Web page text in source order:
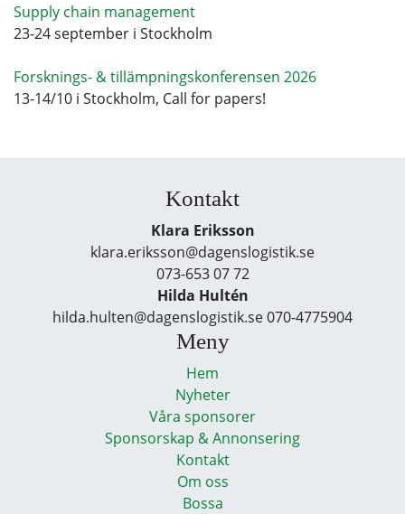
Supply chain management
23-24 september i Stockholm
Forsknings- & tillämpningskonferensen 2026
13-14/10 i Stockholm, Call for papers!
Kontakt
Klara Eriksson
klara.eriksson@dagenslogistik.se
073-653 07 72
Hilda Hultén
hilda.hulten@dagenslogistik.se 070-4775904
Meny
Hem
Nyheter
Våra sponsorer
Sponsorskap & Annonsering
Kontakt
Om oss
Bossa